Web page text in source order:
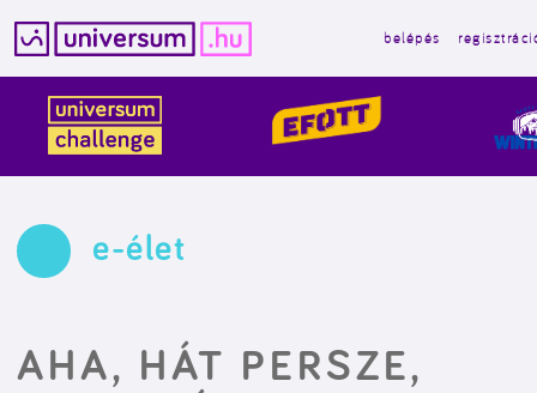
tartalomba
belépés
e-élet
AHA, HÁT PERSZE,